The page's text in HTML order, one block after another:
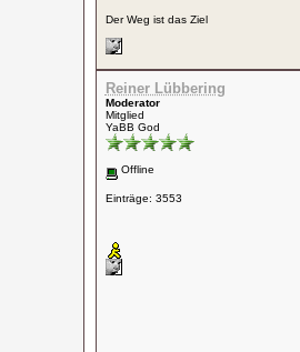
Der Weg ist das Ziel
Reiner Lübbering
Moderator
Mitglied
YaBB God
Offline
Einträge: 3553